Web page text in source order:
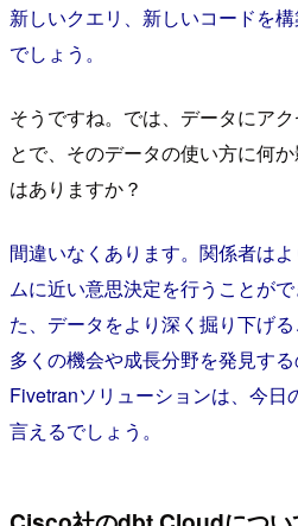
新しいクエリ、新しいコードを
でしょう。
そうですね。では、データにア
とで、そのデータの使い方に何
はありますか？
間違いなくあります。関係者は
ムに近い意思決定を行うことが
た、データをより深く掘り下げ
多くの機会や成長分野を発見する
Fivetranソリューションは、今日
言えるでしょう。